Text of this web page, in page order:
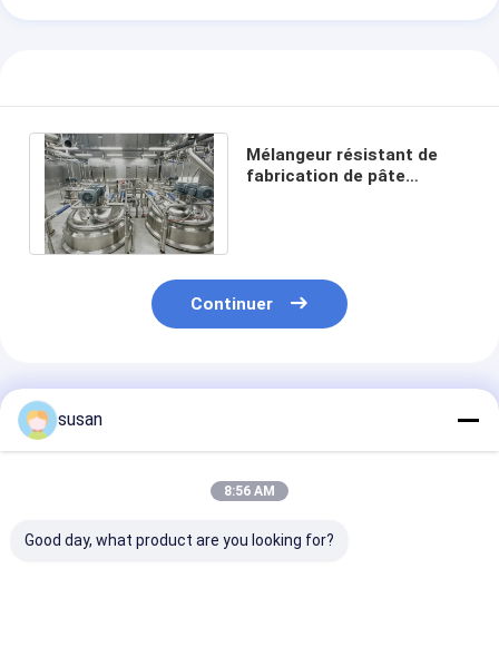
Mélangeur résistant de
fabrication de pâte
Continuer
Produits Recommandés
susan
8:56 AM
Good day, what product are you looking for?